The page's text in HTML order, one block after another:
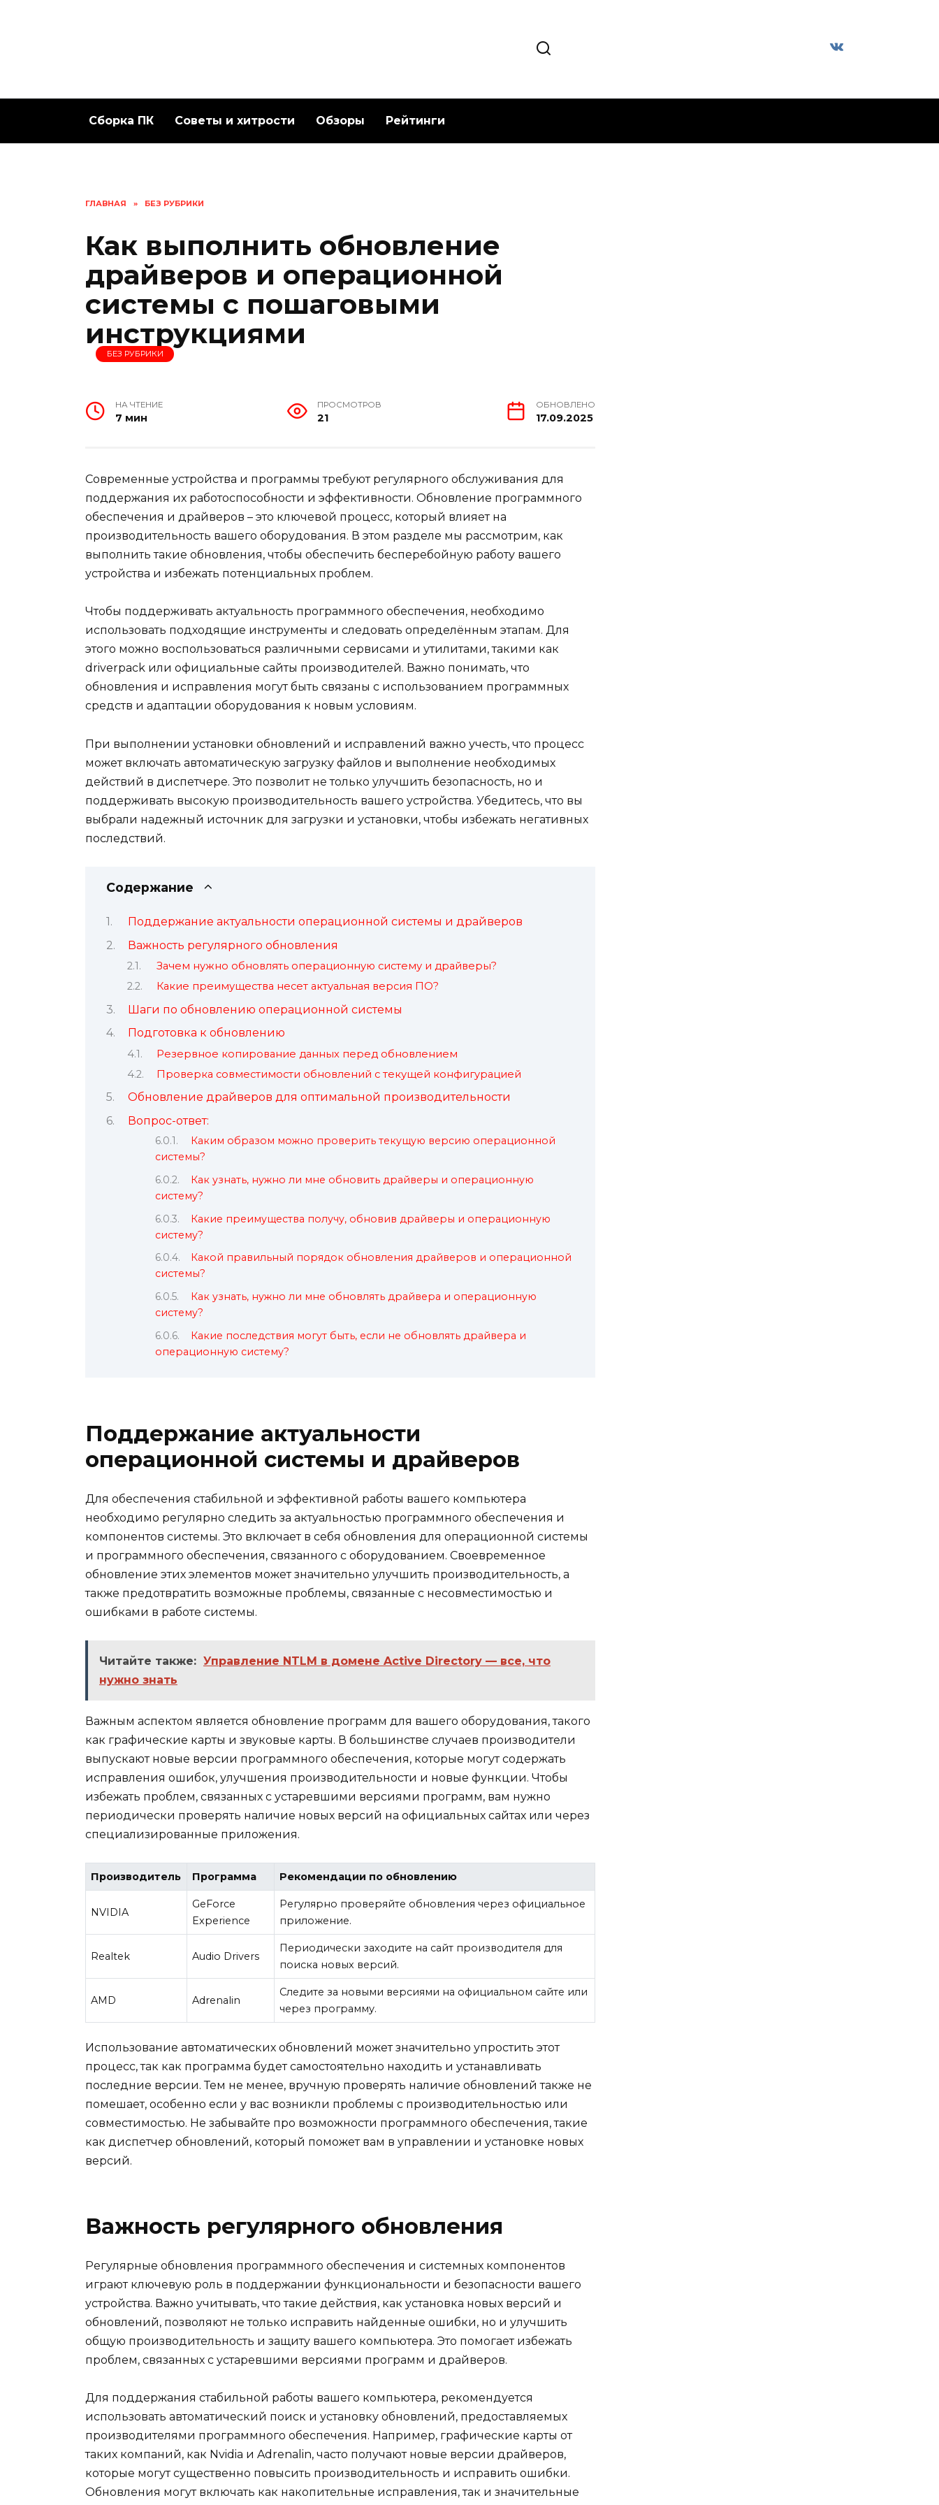
Сборка ПК Советы и хитрости Обзоры Рейтинги
ГЛАВНАЯ » БЕЗ РУБРИКИ
Как выполнить обновление
драйверов и операционной
системы с пошаговыми
инструкциями
БЕЗ РУБРИКИ
НА ЧТЕНИЕ
7 мин
ПРОСМОТРОВ
21
ОБНОВЛЕНО
17.09.2025
Современные устройства и программы требуют регулярного обслуживания для
поддержания их работоспособности и эффективности. Обновление программного
обеспечения и драйверов – это ключевой процесс, который влияет на
производительность вашего оборудования. В этом разделе мы рассмотрим, как
выполнить такие обновления, чтобы обеспечить бесперебойную работу вашего
устройства и избежать потенциальных проблем.
Чтобы поддерживать актуальность программного обеспечения, необходимо
использовать подходящие инструменты и следовать определённым этапам. Для
этого можно воспользоваться различными сервисами и утилитами, такими как
driverpack или официальные сайты производителей. Важно понимать, что
обновления и исправления могут быть связаны с использованием программных
средств и адаптации оборудования к новым условиям.
При выполнении установки обновлений и исправлений важно учесть, что процесс
может включать автоматическую загрузку файлов и выполнение необходимых
действий в диспетчере. Это позволит не только улучшить безопасность, но и
поддерживать высокую производительность вашего устройства. Убедитесь, что вы
выбрали надежный источник для загрузки и установки, чтобы избежать негативных
последствий.
Содержание
Поддержание актуальности операционной системы и драйверов
Важность регулярного обновления
Зачем нужно обновлять операционную систему и драйверы?
Какие преимущества несет актуальная версия ПО?
Шаги по обновлению операционной системы
Подготовка к обновлению
Резервное копирование данных перед обновлением
Проверка совместимости обновлений с текущей конфигурацией
Обновление драйверов для оптимальной производительности
Вопрос-ответ:
Каким образом можно проверить текущую версию операционной
системы?
Как узнать, нужно ли мне обновить драйверы и операционную
систему?
Какие преимущества получу, обновив драйверы и операционную
систему?
Какой правильный порядок обновления драйверов и операционной
системы?
Как узнать, нужно ли мне обновлять драйвера и операционную
систему?
Какие последствия могут быть, если не обновлять драйвера и
операционную систему?
Поддержание актуальности
операционной системы и драйверов
Для обеспечения стабильной и эффективной работы вашего компьютера
необходимо регулярно следить за актуальностью программного обеспечения и
компонентов системы. Это включает в себя обновления для операционной системы
и программного обеспечения, связанного с оборудованием. Своевременное
обновление этих элементов может значительно улучшить производительность, а
также предотвратить возможные проблемы, связанные с несовместимостью и
ошибками в работе системы.
Читайте также: Управление NTLM в домене Active Directory — все, что
нужно знать
Важным аспектом является обновление программ для вашего оборудования, такого
как графические карты и звуковые карты. В большинстве случаев производители
выпускают новые версии программного обеспечения, которые могут содержать
исправления ошибок, улучшения производительности и новые функции. Чтобы
избежать проблем, связанных с устаревшими версиями программ, вам нужно
периодически проверять наличие новых версий на официальных сайтах или через
специализированные приложения.
Производитель Программа Рекомендации по обновлению
NVIDIA
GeForce
Experience
Регулярно проверяйте обновления через официальное
приложение.
Realtek Audio Drivers
Периодически заходите на сайт производителя для
поиска новых версий.
AMD Adrenalin
Следите за новыми версиями на официальном сайте или
через программу.
Использование автоматических обновлений может значительно упростить этот
процесс, так как программа будет самостоятельно находить и устанавливать
последние версии. Тем не менее, вручную проверять наличие обновлений также не
помешает, особенно если у вас возникли проблемы с производительностью или
совместимостью. Не забывайте про возможности программного обеспечения, такие
как диспетчер обновлений, который поможет вам в управлении и установке новых
версий.
Важность регулярного обновления
Регулярные обновления программного обеспечения и системных компонентов
играют ключевую роль в поддержании функциональности и безопасности вашего
устройства. Важно учитывать, что такие действия, как установка новых версий и
обновлений, позволяют не только исправить найденные ошибки, но и улучшить
общую производительность и защиту вашего компьютера. Это помогает избежать
проблем, связанных с устаревшими версиями программ и драйверов.
Для поддержания стабильной работы вашего компьютера, рекомендуется
использовать автоматический поиск и установку обновлений, предоставляемых
производителями программного обеспечения. Например, графические карты от
таких компаний, как Nvidia и Adrenalin, часто получают новые версии драйверов,
которые могут существенно повысить производительность и исправить ошибки.
Обновления могут включать как накопительные исправления, так и значительные